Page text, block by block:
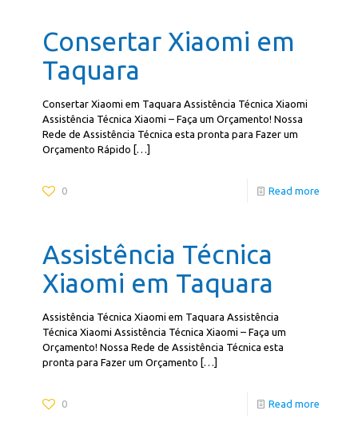
Consertar Xiaomi em
Taquara
Consertar Xiaomi em Taquara Assistência Técnica Xiaomi
Assistência Técnica Xiaomi – Faça um Orçamento! Nossa
Rede de Assistência Técnica esta pronta para Fazer um
Orçamento Rápido […]
0 Read more
Assistência Técnica
Xiaomi em Taquara
Assistência Técnica Xiaomi em Taquara Assistência
Técnica Xiaomi Assistência Técnica Xiaomi – Faça um
Orçamento! Nossa Rede de Assistência Técnica esta
pronta para Fazer um Orçamento […]
0 Read more